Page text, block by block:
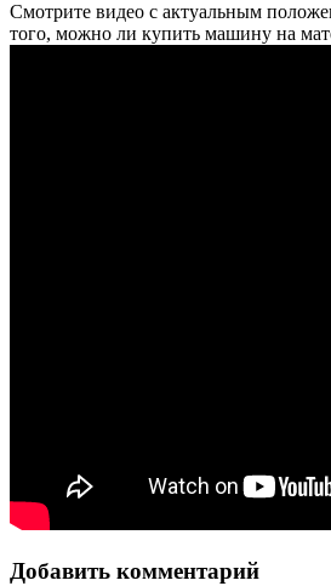
Смотрите видео с актуальным
того, можно ли купить машину на
Добавить комментарий